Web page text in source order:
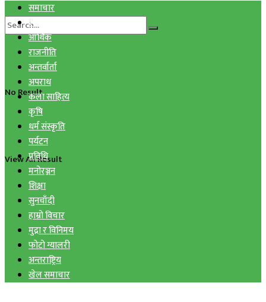
No Result
View All Result
समाचार
स्वास्थ्य
आर्थिक
राजनीति
अन्तर्वार्ता
अपराध
कला साहित्य
कृषि
धर्म संस्कृति
पर्यटन
प्रविधि
मनोरञ्जन
शिक्षा
सुनचाँदी
हाम्रो विचार
मुद्रा र विनिमय
फोटो ग्यालरी
अन्तराष्ट्रिय
खेल समाचार